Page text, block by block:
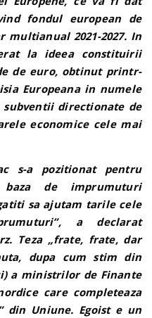
fondul european de
2021-2027. In
la ideea constituirii
de euro, obtinut printr-
Europeana in numele
subventii directionate de
economice cele mai
s-a pozitionat pentru
de imprumuturi
sa ajutam tarile cele
a declarat
Teza „frate, frate, dar
dupa cum stim din
a ministrilor de Finante
care completeaza
din Uniune. Egoist e un